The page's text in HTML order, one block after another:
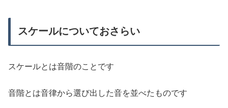
スケールについておさらい
スケールとは音階のことです
音階とは音律から選び出した音を並べたものです